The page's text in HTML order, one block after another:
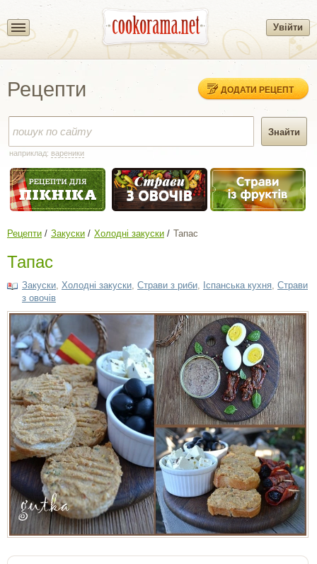
Увійти
Рецепти ДОДАТИ РЕЦЕПТ
наприклад: вареники
Рецепти Закуски Холодні закуски Тапас
Тапас
Закуски Холодні закуски Страви з риби Іспанська кухня Страви
з овочів